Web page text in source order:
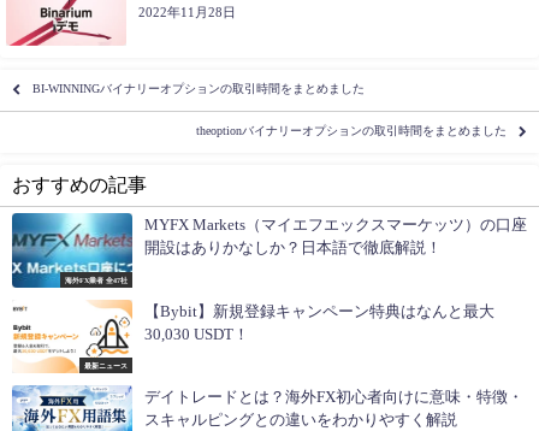
2022年11月28日
BI-WINNINGバイナリーオプションの取引時間をまとめました
theoptionバイナリーオプションの取引時間をまとめました
おすすめの記事
海外FX業者 全47社
MYFX Markets（マイエフエックスマーケッツ）の口座
開設はありかなしか？日本語で徹底解説！
最新ニュース
【Bybit】新規登録キャンペーン特典はなんと最大
30,030 USDT！
デイトレードとは？海外FX初心者向けに意味・特徴・
スキャルピングとの違いをわかりやすく解説